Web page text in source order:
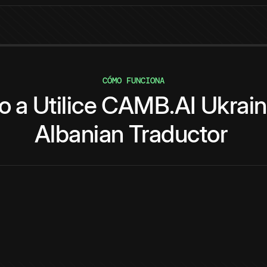
CÓMO FUNCIONA
a UtiliceCAMB.AI
Albanian Traductor